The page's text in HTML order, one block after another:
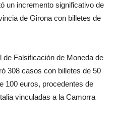
un incremento significativo de
de Girona con billetes de
de Falsificación de Moneda de
308 casos con billetes de 50
100 euros, procedentes de
vinculadas a la Camorra